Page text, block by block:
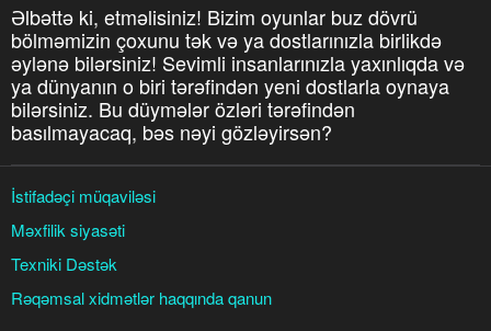
Əlbəttə ki, etməlisiniz! Bizim oyunlar buz dövrü
bölməmizin çoxunu tək və ya dostlarınızla birlikdə
əylənə bilərsiniz! Sevimli insanlarınızla yaxınlıqda və
ya dünyanın o biri tərəfindən yeni dostlarla oynaya
bilərsiniz. Bu düymələr özləri tərəfindən
basılmayacaq, bəs nəyi gözləyirsən?
İstifadəçi müqaviləsi
Məxfilik siyasəti
Texniki Dəstək
Rəqəmsal xidmətlər haqqında qanun